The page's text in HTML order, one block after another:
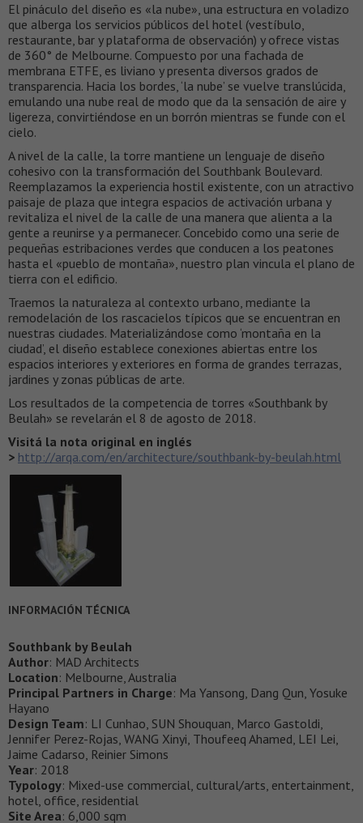
El pináculo del diseño es «la nube», una estructura en voladizo
que alberga los servicios públicos del hotel (vestíbulo,
restaurante, bar y plataforma de observación) y ofrece vistas
de 360° de Melbourne. Compuesto por una fachada de
membrana ETFE, es liviano y presenta diversos grados de
transparencia. Hacia los bordes, ‘la nube’ se vuelve translúcida,
emulando una nube real de modo que da la sensación de aire y
ligereza, convirtiéndose en un borrón mientras se funde con el
cielo.
A nivel de la calle, la torre mantiene un lenguaje de diseño
cohesivo con la transformación del Southbank Boulevard.
Reemplazamos la experiencia hostil existente, con un atractivo
paisaje de plaza que integra espacios de activación urbana y
revitaliza el nivel de la calle de una manera que alienta a la
gente a reunirse y a permanecer. Concebido como una serie de
pequeñas estribaciones verdes que conducen a los peatones
hasta el «pueblo de montaña», nuestro plan vincula el plano de
tierra con el edificio.
Traemos la naturaleza al contexto urbano, mediante la
remodelación de los rascacielos típicos que se encuentran en
nuestras ciudades. Materializándose como ‘montaña en la
ciudad’, el diseño establece conexiones abiertas entre los
espacios interiores y exteriores en forma de grandes terrazas,
jardines y zonas públicas de arte.
Los resultados de la competencia de torres «Southbank by
Beulah» se revelarán el 8 de agosto de 2018.
Visitá la nota original en inglés
> http://arqa.com/en/architecture/southbank-by-beulah.html
INFORMACIÓN TÉCNICA
Southbank by Beulah
Author: MAD Architects
Location: Melbourne, Australia
Principal Partners in Charge: Ma Yansong, Dang Qun, Yosuke
Hayano
Design Team: LI Cunhao, SUN Shouquan, Marco Gastoldi,
Jennifer Perez-Rojas, WANG Xinyi, Thoufeeq Ahamed, LEI Lei,
Jaime Cadarso, Reinier Simons
Year: 2018
Typology: Mixed-use commercial, cultural/arts, entertainment,
hotel, office, residential
Site Area: 6,000 sqm